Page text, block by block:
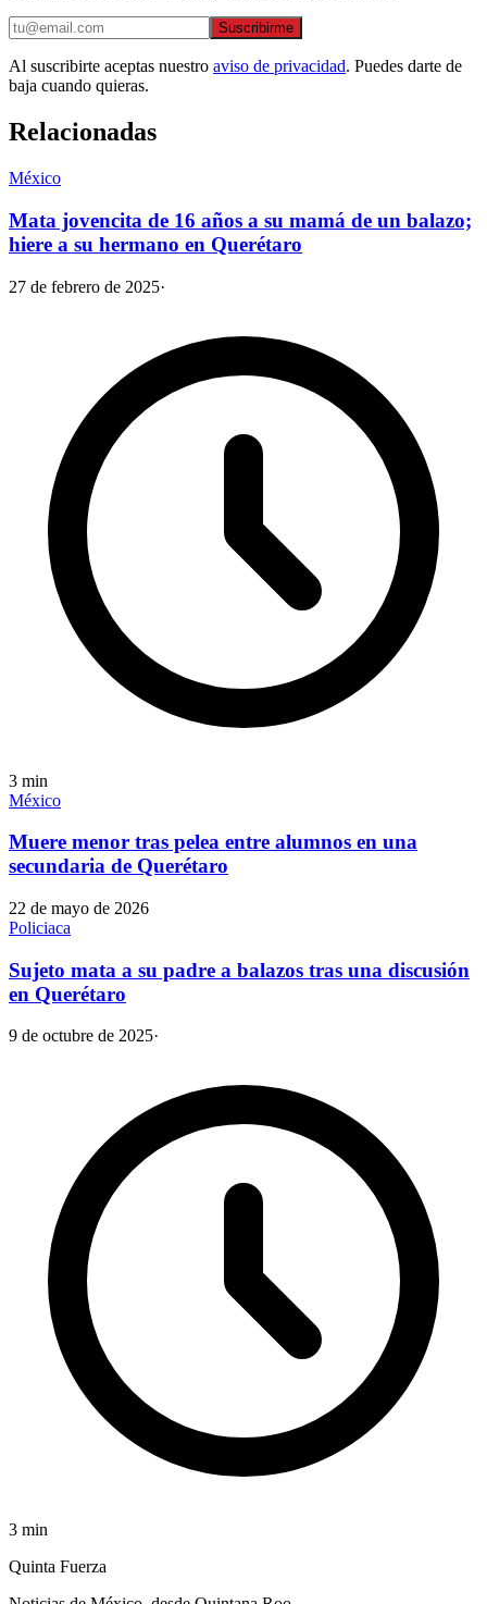
Suscribirme
Al suscribirte aceptas nuestro aviso de privacidad. Puedes darte de
baja cuando quieras.
Relacionadas
México
Mata jovencita de 16 años a su mamá de un balazo;
hiere a su hermano en Querétaro
27 de febrero de 2025·
3 min
México
Muere menor tras pelea entre alumnos en una
secundaria de Querétaro
22 de mayo de 2026
Policiaca
Sujeto mata a su padre a balazos tras una discusión
en Querétaro
9 de octubre de 2025·
3 min
Quinta Fuerza